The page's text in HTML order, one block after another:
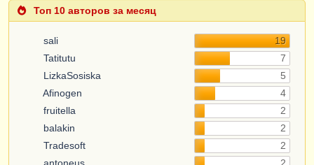
Топ 10 авторов за месяц
sali
19
Tatitutu
7
LizkaSosiska
5
Afinogen
4
fruitella
2
balakin
2
Tradesoft
2